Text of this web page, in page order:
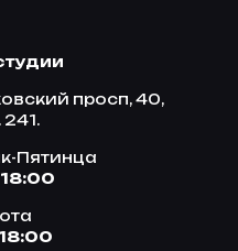
просп, 40,
Пятинца